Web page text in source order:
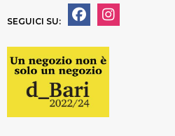
SEGUICI SU: